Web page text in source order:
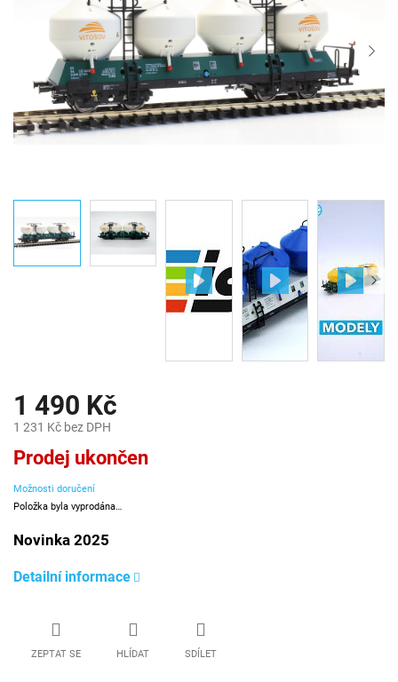
1 490 Kč
1 231 Kč bez DPH
Měrná
cena:
Prodej ukončen
Možnosti doručení
Položka byla vyprodána…
Novinka 2025
Detailní informace
ZEPTAT SE HLÍDAT SDÍLET